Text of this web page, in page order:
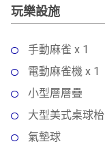
玩樂設施
手動麻雀 x 1
電動麻雀機 x 1
小型層層疊
大型美式桌球枱
氣墊球